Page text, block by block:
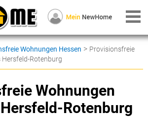
Wohnungen Hessen > Provisionsfreie
Rotenburg
Wohnungen
Rotenburg